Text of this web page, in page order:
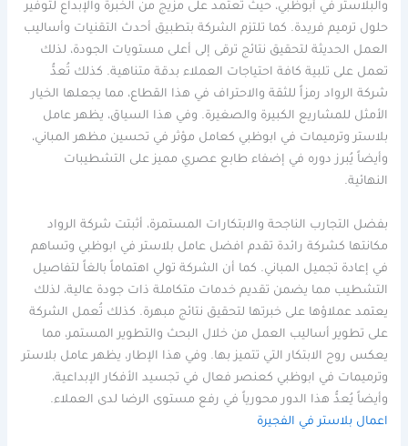
والبلاستر في أبوظبي، حيث تعتمد على مزيج من الخبرة والإبداع لتوفير
حلول ترميم فريدة. كما تلتزم الشركة بتطبيق أحدث التقنيات وأساليب
العمل الحديثة لتحقيق نتائج ترقى إلى أعلى مستويات الجودة، لذلك
تعمل على تلبية كافة احتياجات العملاء بدقة متناهية. كذلك تُعدُّ
شركة الرواد رمزاً للثقة والاحتراف في هذا القطاع، مما يجعلها الخيار
الأمثل للمشاريع الكبيرة والصغيرة. وفي هذا السياق، يظهر عامل
بلاستر وترميمات في ابوظبي كعامل مؤثر في تحسين مظهر المباني،
وأيضاً يُبرز دوره في إضفاء طابع عصري مميز على التشطيبات
النهائية.
بفضل التجارب الناجحة والابتكارات المستمرة، أثبتت شركة الرواد
مكانتها كشركة رائدة تقدم افضل عامل بلاستر في ابوظبي وتساهم
في إعادة تجميل المباني. كما أن الشركة تولي اهتماماً بالغاً لتفاصيل
التشطيب مما يضمن تقديم خدمات متكاملة ذات جودة عالية، لذلك
يعتمد عملاؤها على خبرتها لتحقيق نتائج مبهرة. كذلك تُعمل الشركة
على تطوير أساليب العمل من خلال البحث والتطوير المستمر، مما
يعكس روح الابتكار التي تتميز بها. وفي هذا الإطار، يظهر عامل بلاستر
وترميمات في ابوظبي كعنصر فعال في تجسيد الأفكار الإبداعية،
وأيضاً يُعدُّ هذا الدور محورياً في رفع مستوى الرضا لدى العملاء.
اعمال بلاستر في الفجيرة